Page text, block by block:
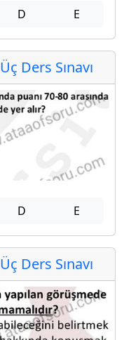
D E
Ders Sınavı
D E
Ders Sınavı